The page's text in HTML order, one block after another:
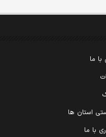
ما
استان ها
با ما